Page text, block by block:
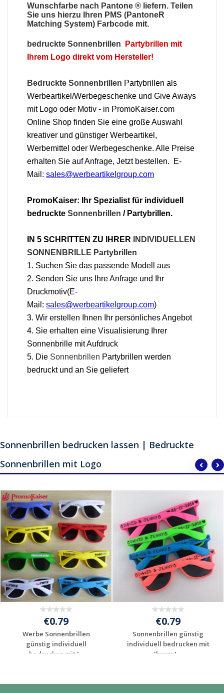
Wunschfarbe nach Pantone ® liefern. Teilen
Sie uns hierzu Ihren PMS (PantoneR
Matching System) Farbcode mit.
bedruckte Sonnenbrillen Partybrillen mit
Ihrem Logo direkt vom Hersteller!
Bedruckte Sonnenbrillen Partybrillen als
Werbeartikel/Werbegeschenke und Give Aways
mit Logo oder Motiv - in PromoKaiser.com
Online Shop finden Sie eine große Auswahl
kreativer und günstiger Werbeartikel,
Werbemittel oder Werbegeschenke. Alle Preise
erhalten Sie auf Anfrage, Jetzt bestellen. E-
Mail:sales@werbeartikelgroup.com
PromoKaiser: Ihr Spezialist für individuell
bedruckteSonnenbrillen / Partybrillen.
IN 5 SCHRITTEN ZU IHRER
INDIVIDUELLEN
SONNENBRILLE Partybrillen
1. Suchen Sie das passende Modell aus
2. Senden Sie uns Ihre Anfrage und Ihr
Druckmotiv(E-
Mail:sales@werbeartikelgroup.com)
3. Wir erstellen Ihnen Ihr persönliches Angebot
4. Sie erhalten eine Visualisierung Ihrer
Sonnenbrille mit Aufdruck
5. Die Sonnenbrillen Partybrillen werden
bedruckt und an Sie geliefert
Sonnenbrillen bedrucken lassen | Bedruckte
Sonnenbrillen mit Logo
€0.79
Werbe Sonnenbrillen
günstig individuell
bedrucken mit I...
anfragen
€0.79
Sonnenbrillen günstig
individuell bedrucken mit
Ihrem L...
anfragen